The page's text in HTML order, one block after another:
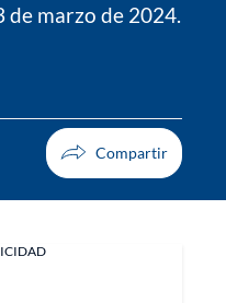
de marzo de 2024.